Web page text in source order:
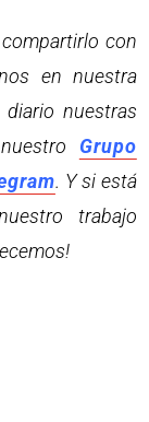
con
en nuestra
nuestras
Grupo
. Y si está
trabajo